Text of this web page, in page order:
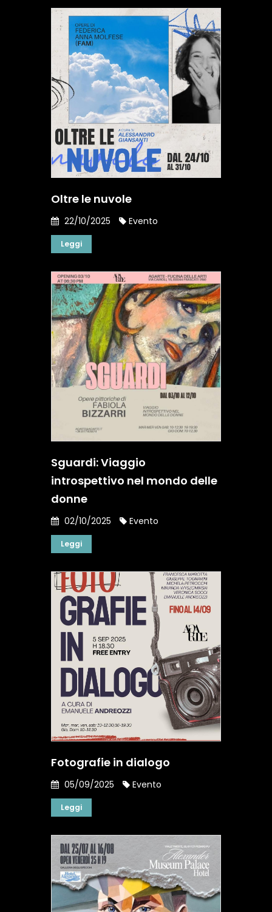
Oltre le nuvole
22/10/2025 Evento
Leggi
Sguardi: Viaggio
introspettivo nel mondo delle
donne
02/10/2025 Evento
Leggi
Fotografie in dialogo
05/09/2025 Evento
Leggi